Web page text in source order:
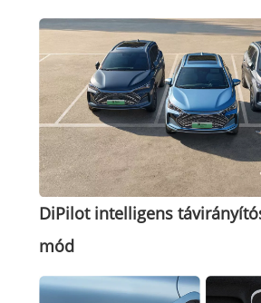
DiPilot intelligens
mód